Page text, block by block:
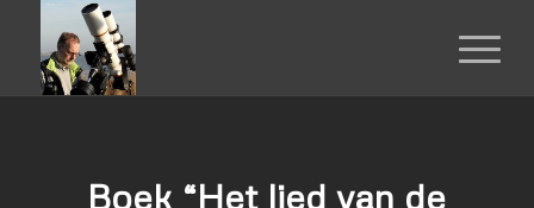
Boek “Het lied van de